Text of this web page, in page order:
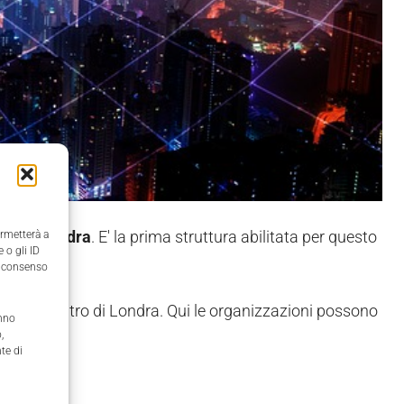
a
o gli ID
di
a Londra. E' la prima struttura abilitata per questo
nel centro di Londra. Qui le organizzazioni possono